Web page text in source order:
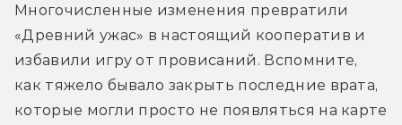
Многочисленные изменения превратили
«Древний ужас» в настоящий кооператив и
избавили игру от провисаний. Вспомните,
как тяжело бывало закрыть последние врата,
которые могли просто не появляться на карте